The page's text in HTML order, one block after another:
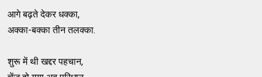
आगे बढ़ते देकर धक्का,
अक्का-बक्का तीन तलक्का.
शुरू में थी खद्दर पहचान,